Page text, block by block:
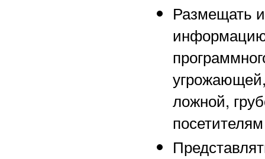
Размещать
информацию
ложной,